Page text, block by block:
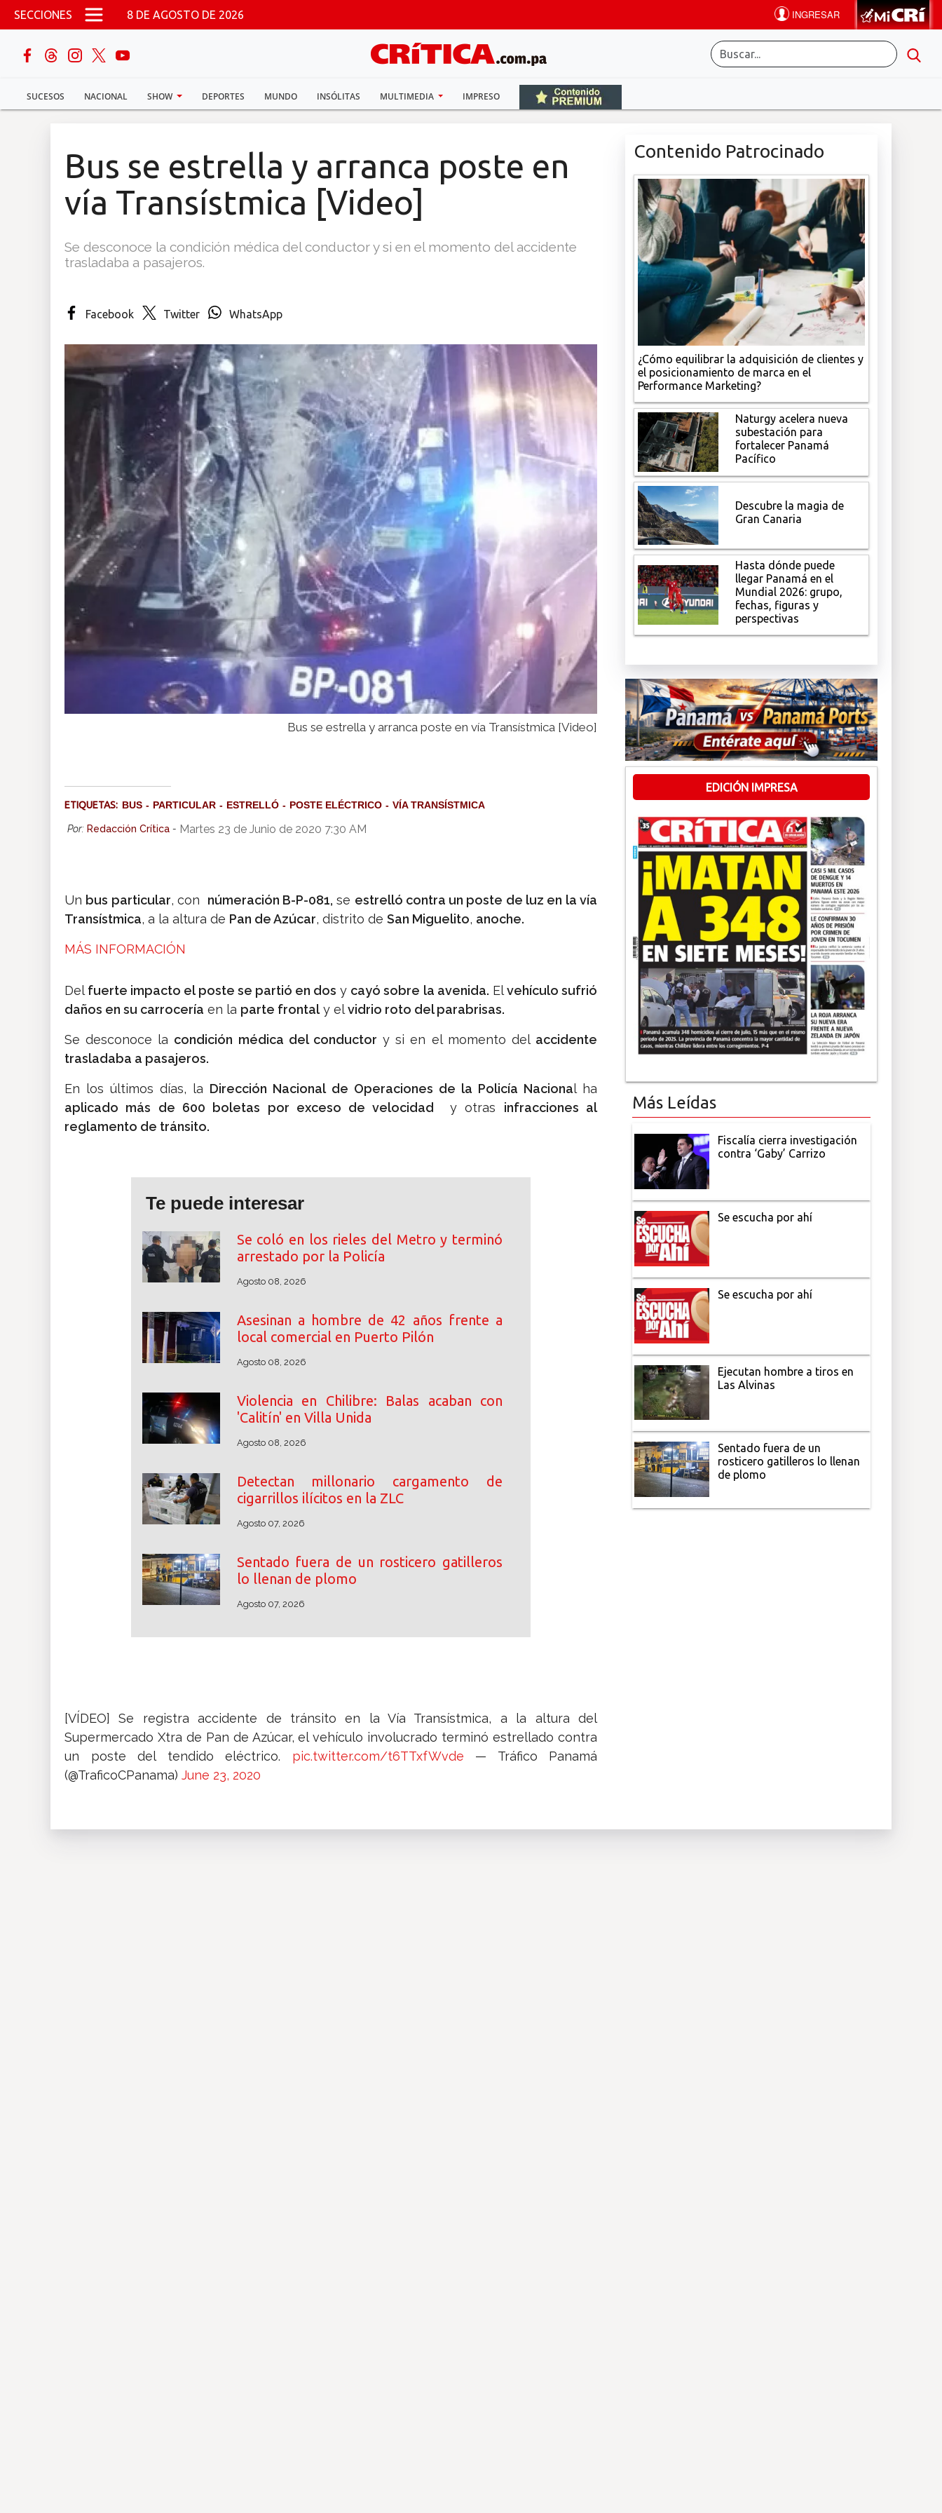
Pasar al contenido principal
SECCIONES 8 DE AGOSTO DE 2026
SUCESOS NACIONAL SHOW DEPORTES MUNDO INSÓLITAS MULTIMEDIA IMPRESO
buscar
Sucesos
Multimedia
Bus se estrella y arranca poste en
vía Transístmica [Video]
Se desconoce la condición médica del conductor y si en el momento del accidente
trasladaba a pasajeros.
Facebook Twitter WhatsApp
Bus se estrella y arranca poste en vía Transístmica [Video]
ETIQUETAS: BUS PARTICULAR ESTRELLÓ POSTE ELÉCTRICO VÍA TRANSÍSTMICA
Por: Redacción Crítica - Martes 23 de Junio de 2020 7:30 AM
Un bus particular, con númeración B-P-081, se estrelló contra un poste de luz en la vía
Transístmica, a la altura de Pan de Azúcar, distrito de San Miguelito, anoche.
MÁS INFORMACIÓN
Delfuerte impacto el poste se partió en dos y cayó sobre la avenida. Elvehículo sufrió
daños en su carrocería en la parte frontaly elvidrio roto del parabrisas.
Se desconoce la condición médica del conductor y si en el momento delaccidente
trasladaba a pasajeros.
En los últimos días, la Dirección Nacional de Operaciones de la Policía Nacional ha
aplicado más de 600 boletas por exceso de velocidad
y otras infracciones al
reglamento de tránsito.
Te puede interesar
Se coló en los rieles del Metro y terminó
arrestado por la Policía
Agosto 08, 2026
Asesinan a hombre de 42 años frente a
local comercial en Puerto Pilón
Agosto 08, 2026
Violencia en Chilibre: Balas acaban con
'Calitín' en Villa Unida
Agosto 08, 2026
Detectan millonario cargamento de
cigarrillos ilícitos en la ZLC
Agosto 07, 2026
Sentado fuera de un rosticero gatilleros
lo llenan de plomo
Agosto 07, 2026
[VÍDEO] Se registra accidente de tránsito en la Vía Transístmica, a la altura del
Supermercado Xtra de Pan de Azúcar, el vehículo involucrado terminó estrellado contra
un poste del tendido eléctrico. pic.twitter.com/t6TTxfWvde — Tráfico Panamá
(@TraficoCPanama) June 23, 2020
Contenido Patrocinado
¿Cómo equilibrar la adquisición de clientes y
el posicionamiento de marca en el
Performance Marketing?
Naturgy acelera nueva
subestación para
fortalecer Panamá
Pacífico
Descubre la magia de
Gran Canaria
Hasta dónde puede
llegar Panamá en el
Mundial 2026: grupo,
fechas, figuras y
perspectivas
EDICIÓN IMPRESA
Más Leídas
Fiscalía cierra investigación
contra ‘Gaby’ Carrizo
Se escucha por ahí
Se escucha por ahí
Ejecutan hombre a tiros en
Las Alvinas
Sentado fuera de un
rosticero gatilleros lo llenan
de plomo